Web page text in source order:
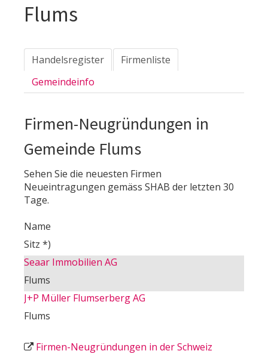
Flums
Handelsregister
Firmenliste
Gemeindeinfo
Firmen-Neugründungen in
Gemeinde Flums
Sehen Sie die neuesten Firmen
Neueintragungen gemäss SHAB der letzten 30
Tage.
Name
Sitz *)
Seaar Immobilien AG
Flums
J+P Müller Flumserberg AG
Flums
Firmen-Neugründungen in der Schweiz